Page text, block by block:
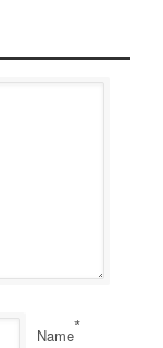
Name*